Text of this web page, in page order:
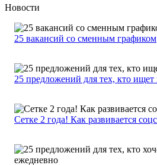
Новости
25 вакансий со сменным графиком
25 предложений для тех, кто ищет
Сетке 2 года! Как развивается